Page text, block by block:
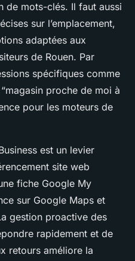
de mots-clés. Il faut aussi
sur l’emplacement,
adaptées aux
de Rouen. Par
spécifiques comme
proche de moi à
pour les moteurs de
est un levier
site web
fiche Google My
sur Google Maps et
gestion proactive des
rapidement et de
retours améliore la